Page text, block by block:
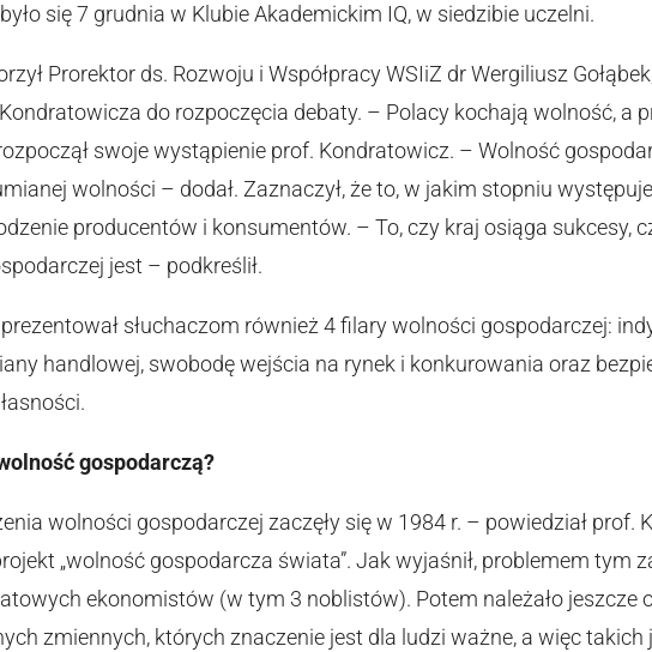
się 7 grudnia w Klubie Akademickim IQ, w siedzibie uczelni.
Prorektor ds. Rozwoju i Współpracy WSIiZ dr Wergiliusz
do rozpoczęcia debaty. – Polacy kochają wolność, a
swoje wystąpienie prof. Kondratowicz. – Wolność
wolności – dodał. Zaznaczył, że to, w jakim stopniu
producentów i konsumentów. – To, czy kraj osiąga sukcesy,
jest – podkreślił.
słuchaczom również 4 filary wolności gospodarczej:
handlowej, swobodę wejścia na rynek i konkurowania oraz
gospodarczą?
wolności gospodarczej zaczęły się w 1984 r. – powiedział prof.
„wolność gospodarcza świata”. Jak wyjaśnił, problemem tym
ekonomistów (w tym 3 noblistów). Potem należało jeszcze
zmiennych, których znaczenie jest dla ludzi ważne, a więc takich